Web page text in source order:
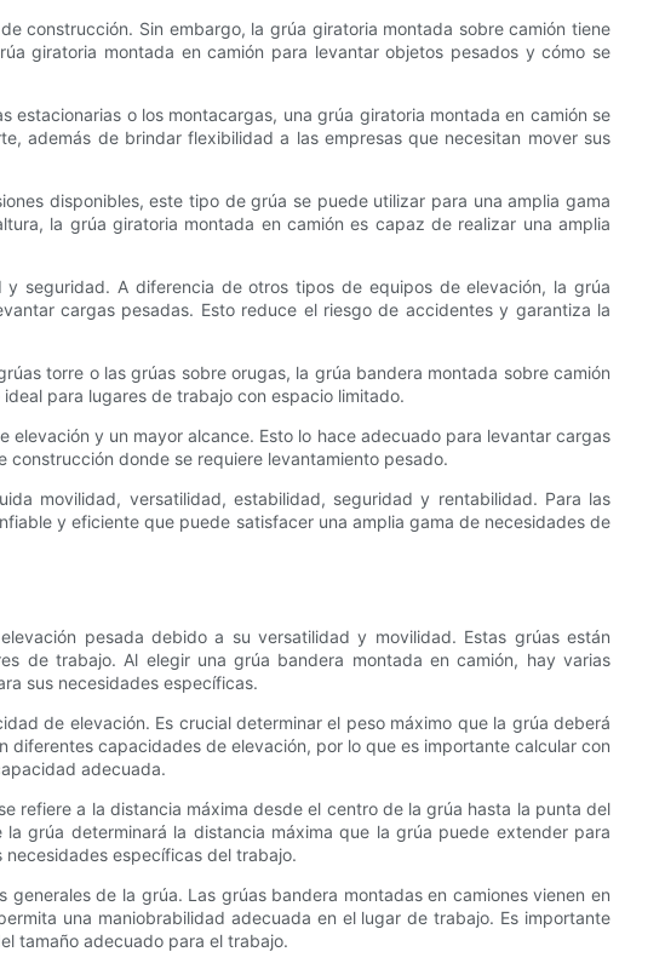
construcción. Sin embargo, la grúa giratoria montada sobre camión tiene
giratoria montada en camión para levantar objetos pesados ​​y cómo se
o los montacargas, una grúa giratoria montada en camión se
además de brindar flexibilidad a las empresas que necesitan mover sus
disponibles, este tipo de grúa se puede utilizar para una amplia gama
la grúa giratoria montada en camión es capaz de realizar una amplia
seguridad. A diferencia de otros tipos de equipos de elevación, la grúa
cargas pesadas. Esto reduce el riesgo de accidentes y garantiza la
torre o las grúas sobre orugas, la grúa bandera montada sobre camión
para lugares de trabajo con espacio limitado.
y un mayor alcance. Esto lo hace adecuado para levantar cargas
donde se requiere levantamiento pesado.
movilidad, versatilidad, estabilidad, seguridad y rentabilidad. Para las
y eficiente que puede satisfacer una amplia gama de necesidades de
pesada debido a su versatilidad y movilidad. Estas grúas están
de trabajo. Al elegir una grúa bandera montada en camión, hay varias
sus necesidades específicas.
de elevación. Es crucial determinar el peso máximo que la grúa deberá
capacidades de elevación, por lo que es importante calcular con
adecuada.
refiere a la distancia máxima desde el centro de la grúa hasta la punta del
grúa determinará la distancia máxima que la grúa puede extender para
específicas del trabajo.
de la grúa. Las grúas bandera montadas en camiones vienen en
una maniobrabilidad adecuada en el lugar de trabajo. Es importante
tamaño adecuado para el trabajo.